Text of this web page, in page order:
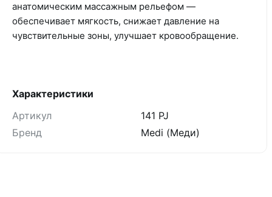
анатомическим массажным рельефом —
обеспечивает мягкость, снижает давление на
чувствительные зоны, улучшает кровообращение.
Характеристики
Артикул
141 PJ
Бренд
Medi (Меди)